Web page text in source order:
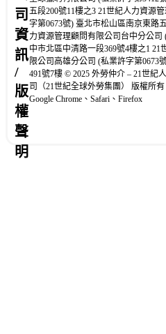
司
資
訊
/
版
權
聲
明
五段200號11樓之3 21世紀人力資源
字第0673號) 臺北市松山區南京東路
力資源管理顧問有限公司台中分公司
中市北區中清路一段369號4樓之1 21
限公司高雄分公司 (私業許字第0673
491號7樓 © 2025 外勞仲介 – 21世紀
司（21世紀全球外勞集團） 版權所有
Google Chrome、Safari、Firefox